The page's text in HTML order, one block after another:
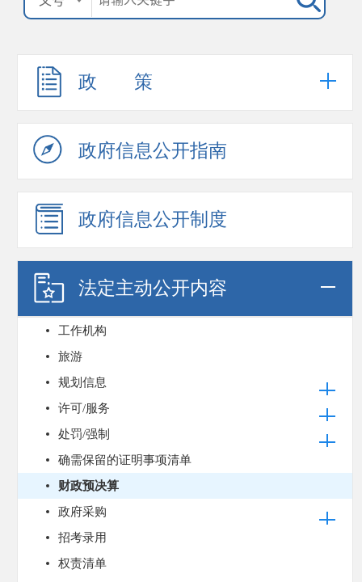
政 策
政府信息公开指南
政府信息公开制度
法定主动公开内容
工作机构
旅游
规划信息
许可/服务
处罚/强制
确需保留的证明事项清单
财政预决算
政府采购
招考录用
权责清单